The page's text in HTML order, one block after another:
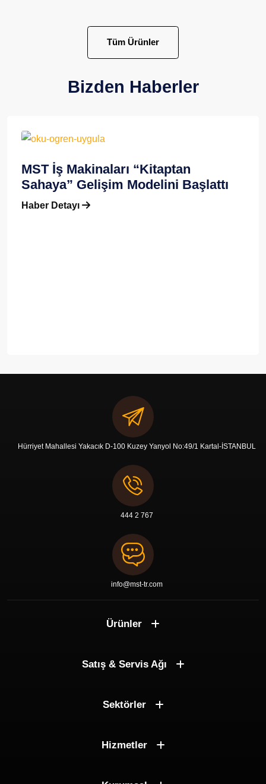
Tüm Ürünler
Bizden Haberler
MST İş Makinaları “Kitaptan
Sahaya” Gelişim Modelini Başlattı
Haber Detayı
Hürriyet Mahallesi Yakacık D-100 Kuzey Yanyol No:49/1 Kartal-İSTANBUL
444 2 767
info@mst-tr.com
Ürünler
Satış & Servis Ağı
Sektörler
Hizmetler